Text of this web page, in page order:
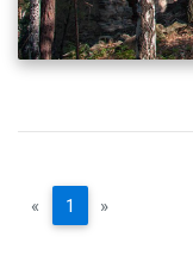
« 1 »